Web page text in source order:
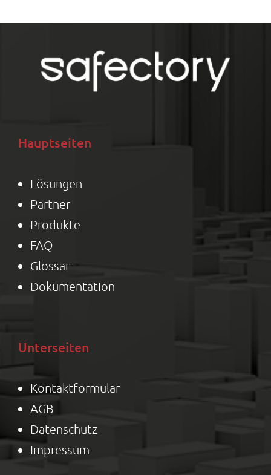
Hauptseiten
Lösungen
Partner
Produkte
FAQ
Glossar
Dokumentation
Unterseiten
Kontaktformular
AGB
Datenschutz
Impressum